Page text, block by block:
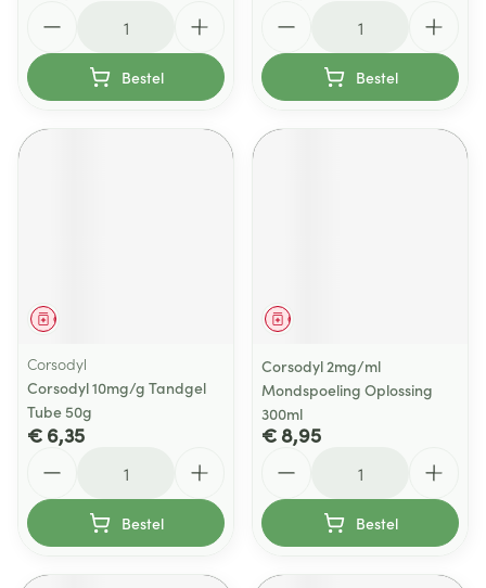
Bestel Bestel
Geneesmiddel
Corsodyl
Corsodyl 10mg/g Tandgel
Tube 50g
€ 6,35
Bestel
Geneesmiddel
Corsodyl 2mg/ml
Mondspoeling Oplossing
300ml
€ 8,95
Bestel